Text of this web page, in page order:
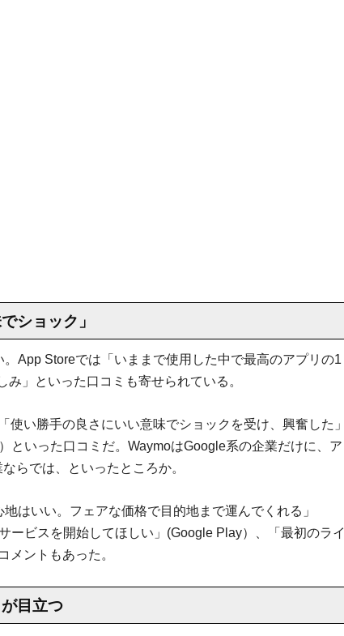
ショック」
App Storeでは「いままで使用した中で最高のアプリの1
」といった口コミも寄せられている。
使い勝手の良さにいい意味でショックを受け、興奮した」
といった口コミだ。WaymoはGoogle系の企業だけに、ア
らでは、といったところか。
はいい。フェアな価格で目的地まで運んでくれる」
ービスを開始してほしい」(Google Play）、「最初のライ
メントもあった。
目立つ